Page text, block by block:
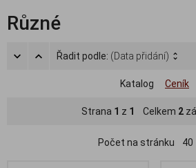
Různé
Řadit podle: (Data přidání)
Katalog Ceník
Strana 1 z 1 Celkem 2
Počet na stránku 40